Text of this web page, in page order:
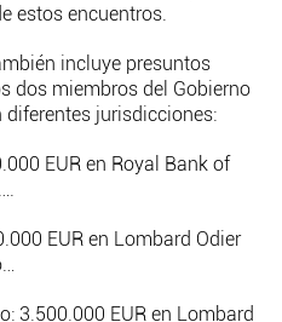
estos encuentros.
incluye presuntos
dos miembros del Gobierno
diferentes jurisdicciones:
EUR en Royal Bank of
EUR en Lombard Odier
3.500.000 EUR en Lombard